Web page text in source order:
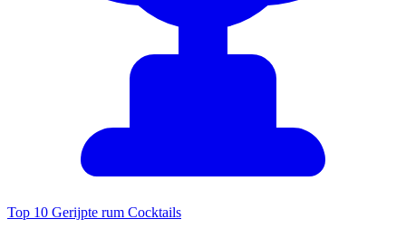
Top 10 Gerijpte rum Cocktails